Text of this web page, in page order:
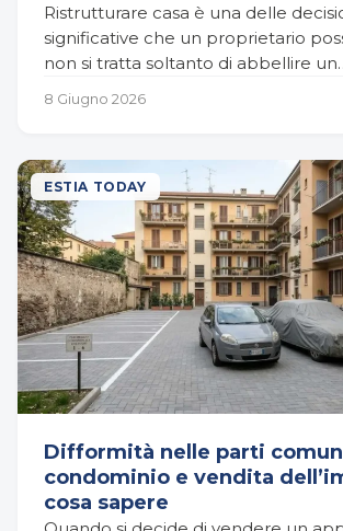
Ristrutturare casa è una delle
significative che un proprietario
non si tratta soltanto di abbellire un
appartamento o rinnovare
di investire sulla qualità…
8 Giugno 2026
ESTIA TODAY
Difformità nelle parti
condominio e vendita
cosa sapere